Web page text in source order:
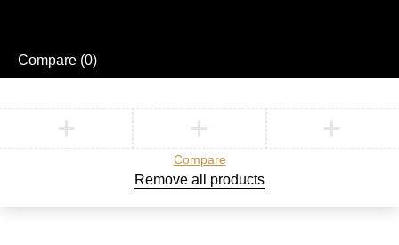
Compare (0)
Compare
Remove all products